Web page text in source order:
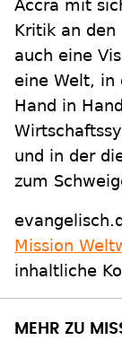
Accra mit
Kritik an den
auch eine
eine Welt, in
Hand in
und in der
zum
Mission
inhaltliche
MEHR ZU